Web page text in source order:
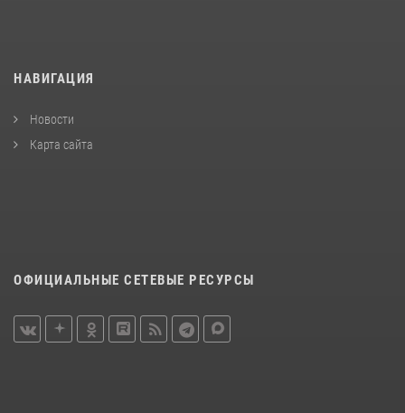
НАВИГАЦИЯ
Новости
Карта сайта
ОФИЦИАЛЬНЫЕ СЕТЕВЫЕ РЕСУРСЫ